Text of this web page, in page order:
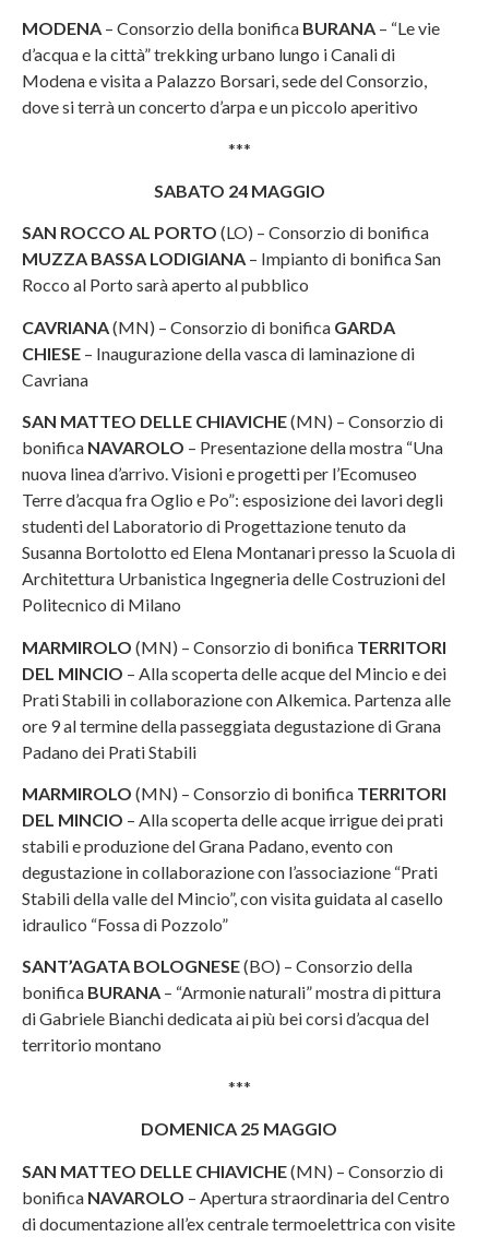
MODENA – Consorzio della bonifica BURANA – “Le vie
d’acqua e la città” trekking urbano lungo i Canali di
Modena e visita a Palazzo Borsari, sede del Consorzio,
dove si terrà un concerto d’arpa e un piccolo aperitivo
***
SABATO 24 MAGGIO
SAN ROCCO AL PORTO (LO) – Consorzio di bonifica
MUZZA BASSA LODIGIANA – Impianto di bonifica San
Rocco al Porto sarà aperto al pubblico
CAVRIANA(MN) – Consorzio di bonifica GARDA
CHIESE – Inaugurazione della vasca di laminazione di
Cavriana
SAN MATTEO DELLE CHIAVICHE(MN) – Consorzio di
bonifica NAVAROLO – Presentazione della mostra “Una
nuova linea d’arrivo. Visioni e progetti per l’Ecomuseo
Terre d’acqua fra Oglio e Po”: esposizione dei lavori degli
studenti del Laboratorio di Progettazione tenuto da
Susanna Bortolotto ed Elena Montanari presso la Scuola di
Architettura Urbanistica Ingegneria delle Costruzioni del
Politecnico di Milano
MARMIROLO (MN) – Consorzio di bonifica TERRITORI
DEL MINCIO – Alla scoperta delle acque del Mincio e dei
Prati Stabili in collaborazione con Alkemica. Partenza alle
ore 9 al termine della passeggiata degustazione di Grana
Padano dei Prati Stabili
MARMIROLO (MN) – Consorzio di bonifica TERRITORI
DEL MINCIO – Alla scoperta delle acque irrigue dei prati
stabili e produzione del Grana Padano, evento con
degustazione in collaborazione con l’associazione “Prati
Stabili della valle del Mincio”, con visita guidata al casello
idraulico “Fossa di Pozzolo”
SANT’AGATA BOLOGNESE(BO) – Consorzio della
bonifica BURANA – “Armonie naturali” mostra di pittura
di Gabriele Bianchi dedicata ai più bei corsi d’acqua del
territorio montano
***
DOMENICA 25 MAGGIO
SAN MATTEO DELLE CHIAVICHE(MN) – Consorzio di
bonifica NAVAROLO – Apertura straordinaria del Centro
di documentazione all’ex centrale termoelettrica con visite